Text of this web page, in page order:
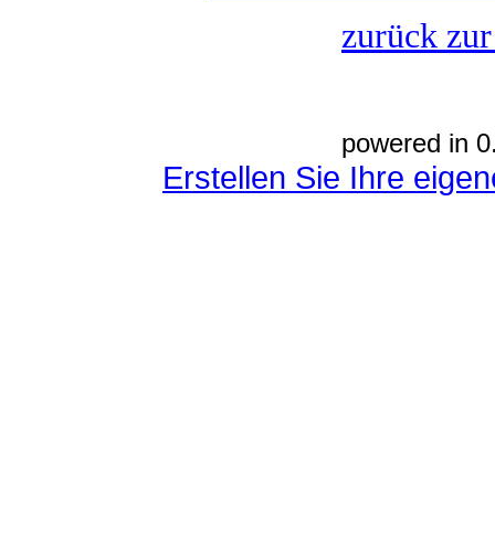
zurück
powered in
Erstellen Sie Ihre